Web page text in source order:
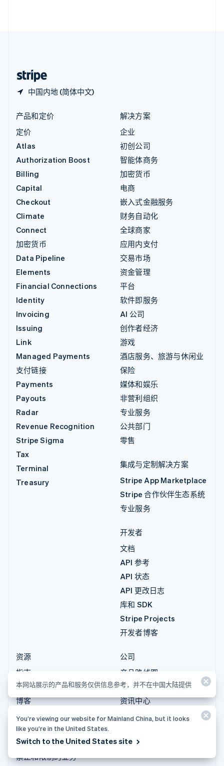
中国内地 (简体中文)
产品和定价
定价
Atlas
Authorization Boost
Billing
Capital
Checkout
Climate
Connect
加密货币
Data Pipeline
Elements
Financial Connections
Identity
Invoicing
Issuing
Link
Managed Payments
支付链接
Payments
Payouts
Radar
Revenue Recognition
Stripe Sigma
Tax
Terminal
Treasury
解决方案
企业
初创公司
智能体商务
加密货币
电商
嵌入式金融服务
财务自动化
全球商家
应用内支付
交易市场
资金管理
平台
软件即服务
AI 公司
创作者经济
游戏
酒店服务、旅游与休闲业
保险
媒体和娱乐
非营利组织
专业服务
公共部门
零售
集成与定制解决方案
Stripe App Marketplace
Stripe 合作伙伴生态系统
专业服务
开发者
文档
API 参考
API 状态
API 更改日志
库和 SDK
Stripe Projects
开发者博客
资源
指南
客户案例
博客
社区
Sessions 年度大会
隐私和条款
禁止和限制的业务
公司
产品路线图
招聘
资讯中心
Stripe Press
本网站展示的产品和服务仅供信息参考，并不在中国大陆提供
You’re viewing our website for Mainland China, but it looks
like you’re in the United States.
Switch to the United States site